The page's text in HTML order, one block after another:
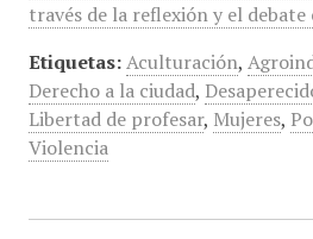
través de la reflexión y el
Etiquetas: Aculturación,
Derecho a la ciudad,
Libertad de profesar, Mujeres,
Violencia